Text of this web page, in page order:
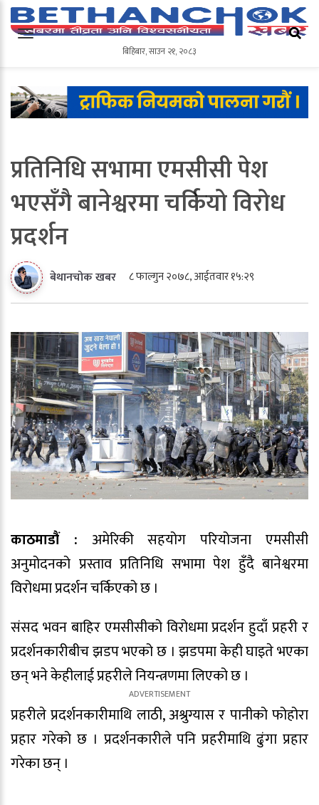
बिहिबार,साउन २१,२०८३
बिहिबार,साउन २१, २०८३
प्रतिनिधि सभामा एमसीसी पेश
भएसँगै बानेश्वरमा चर्कियो विरोध
प्रदर्शन
बेथानचोक खबर ८ फाल्गुन २०७८, आईतवार १५:२९
काठमाडौं : अमेरिकी सहयोग परियोजना एमसीसी
अनुमोदनको प्रस्ताव प्रतिनिधि सभामा पेश हुँदै बानेश्वरमा
विरोधमा प्रदर्शन चर्किएको छ ।
संसद भवन बाहिर एमसीसीको विरोधमा प्रदर्शन हुदाँ प्रहरी र
प्रदर्शनकारीबीच झडप भएको छ । झडपमा केही घाइते भएका
छन् भने केहीलाई प्रहरीले नियन्त्रणमा लिएको छ ।
प्रहरीले प्रदर्शनकारीमाथि लाठी, अश्रुग्यास र पानीको फोहोरा
प्रहार गरेको छ । प्रदर्शनकारीले पनि प्रहरीमाथि ढुंगा प्रहार
गरेका छन् ।